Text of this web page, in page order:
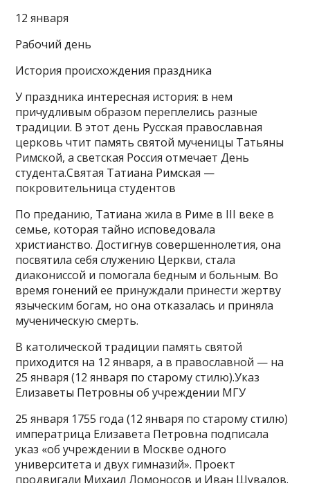
12 января
Рабочий день
История происхождения праздника
У праздника интересная история: в нем
причудливым образом переплелись разные
традиции. В этот день Русская православная
церковь чтит память святой мученицы Татьяны
Римской, а светская Россия отмечает День
студента.Святая Татиана Римская —
покровительница студентов
По преданию, Татиана жила в Риме в III веке в
семье, которая тайно исповедовала
христианство. Достигнув совершеннолетия, она
посвятила себя служению Церкви, стала
диакониссой и помогала бедным и больным. Во
время гонений ее принуждали принести жертву
языческим богам, но она отказалась и приняла
мученическую смерть.
В католической традиции память святой
приходится на 12 января, а в православной — на
25 января (12 января по старому стилю).Указ
Елизаветы Петровны об учреждении МГУ
25 января 1755 года (12 января по старому стилю)
императрица Елизавета Петровна подписала
указ «об учреждении в Москве одного
университета и двух гимназий». Проект
продвигали Михаил Ломоносов и Иван Шувалов.